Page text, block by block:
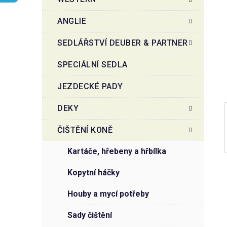
n
í
n
l
ANGLIE
SEDLÁŘSTVÍ DEUBER & PARTNER
SPECIÁLNÍ SEDLA
JEZDECKÉ PADY
DEKY
ČIŠTĚNÍ KONĚ
kartáče, hřebeny a hřbílka
kopytní háčky
houby a mycí potřeby
sady čištění